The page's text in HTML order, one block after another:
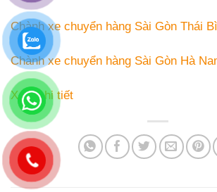
Chành xe chuyển hàng Sài Gòn Thái
Chành xe chuyển hàng Sài Gòn Hà
Xem chi tiết